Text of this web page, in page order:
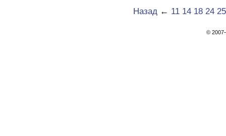
Назад ← 11 14 18 24 25
©